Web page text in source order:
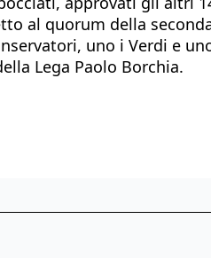
al quorum della
uno i Verdi e
Lega Paolo Borchia.